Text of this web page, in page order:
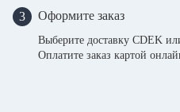
3 Оформите заказ
Выберите доставку CDEK
Оплатите заказ картой